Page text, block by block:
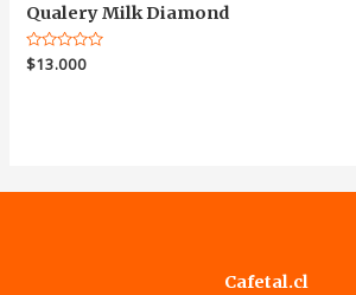
Qualery Milk Diamond
Valorado
en
$13.000
Cafetal.cl